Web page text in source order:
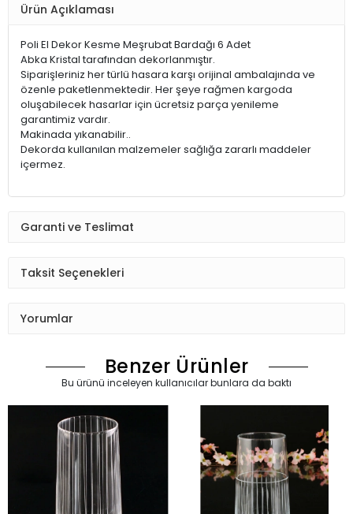
Ürün Açıklaması
Poli El Dekor Kesme Meşrubat Bardağı 6 Adet
Abka Kristal tarafından dekorlanmıştır.
Siparişleriniz her türlü hasara karşı orijinal ambalajında ve
özenle paketlenmektedir. Her şeye rağmen kargoda
oluşabilecek hasarlar için ücretsiz parça yenileme
garantimiz vardır.
Makinada yıkanabilir..
Dekorda kullanılan malzemeler sağlığa zararlı maddeler
içermez.
Garanti ve Teslimat
Taksit Seçenekleri
Yorumlar
Benzer Ürünler
Bu ürünü inceleyen kullanıcılar bunlara da baktı